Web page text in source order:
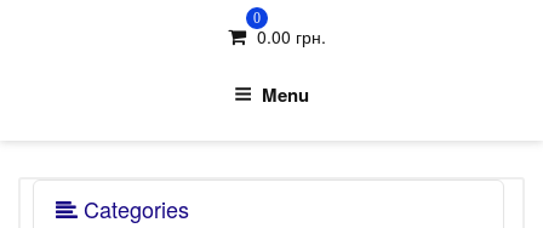
0
0.00 грн.
Menu
Categories